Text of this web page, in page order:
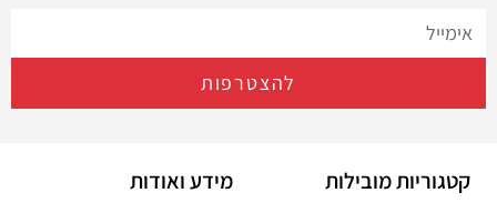
להצטרפות
קטגוריות מובילות מידע ואודות